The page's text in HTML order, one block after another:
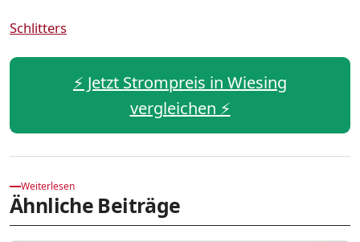
Schlitters
⚡️ Jetzt Strompreis in Wiesing
vergleichen ⚡️
Weiterlesen
Ähnliche Beiträge